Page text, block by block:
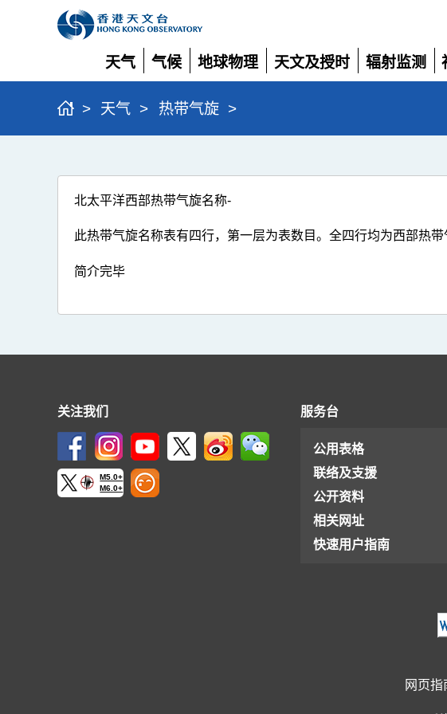
天气
展
开
气候
展
开
地球物理
展
开
天文及授时
展
辐射监测
展
> 天气 > 热带气旋 >
北太平洋西部热带气旋名称-
此热带气旋名称表有四行，第一层为表数目。全四行均为西部热带
简介完毕
关注我们
M5.0+
M6.0+
服务台
公用表格
联络及支援
公开资料
相关网址
快速用户指南
网页指